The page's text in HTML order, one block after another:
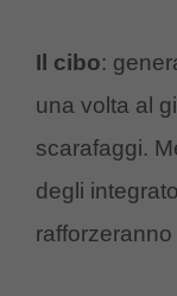
Il cibo:
una volta al
scarafaggi.
degli